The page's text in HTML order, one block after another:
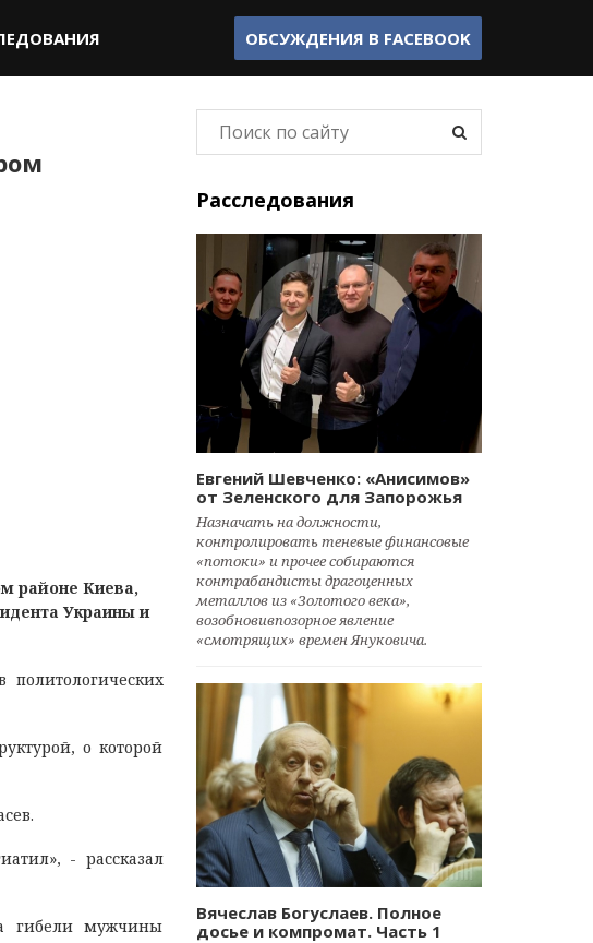
ОБСУЖДЕНИЯ В FACEBOOK
районе Киева,
Украины и
о которой
- рассказал
гибели мужчины
Расследования
Евгений Шевченко: «Анисимов»
от Зеленского для Запорожья
Назначать на должности,
контролировать теневые финансовые
«потоки» и прочее собираются
контрабандисты драгоценных
металлов из «Золотого века»,
возобновивпозорное явление
«смотрящих» времен Януковича.
Вячеслав Богуслаев. Полное
досье и компромат. Часть 1